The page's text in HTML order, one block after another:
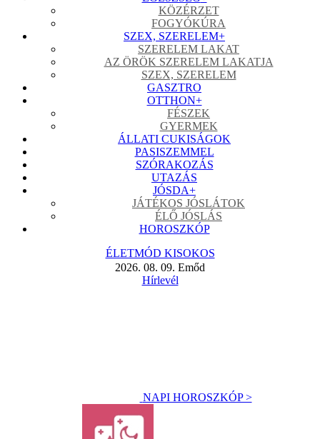
KÖZÉRZET
FOGYÓKÚRA
SZEX, SZERELEM+
SZERELEM LAKAT
AZ ÖRÖK SZERELEM LAKATJA
SZEX, SZERELEM
GASZTRO
OTTHON+
FÉSZEK
GYERMEK
ÁLLATI CUKISÁGOK
PASISZEMMEL
SZÓRAKOZÁS
UTAZÁS
JÓSDA+
JÁTÉKOS JÓSLÁTOK
ÉLŐ JÓSLÁS
HOROSZKÓP
ÉLETMÓD KISOKOS
2026. 08. 09. Emőd
Hírlevél
NAPI HOROSZKÓP >